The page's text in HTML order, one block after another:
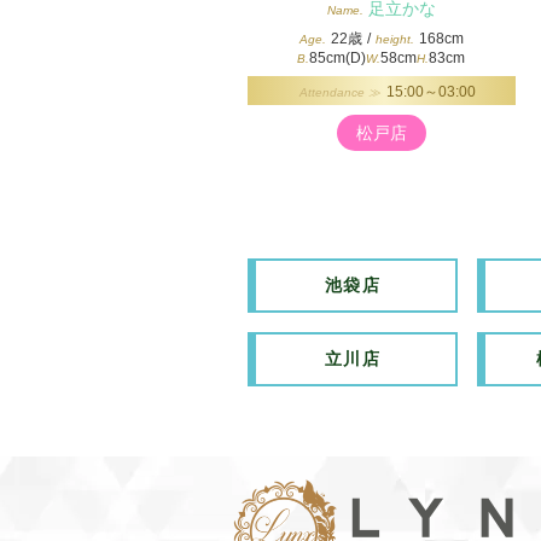
Name. 足立かな
Age. 22歳 / height. 168cm
B.85cm(D)W.58cmH.83cm
Attendance ≫ 15:00～03:00
松戸店
池袋店
立川店